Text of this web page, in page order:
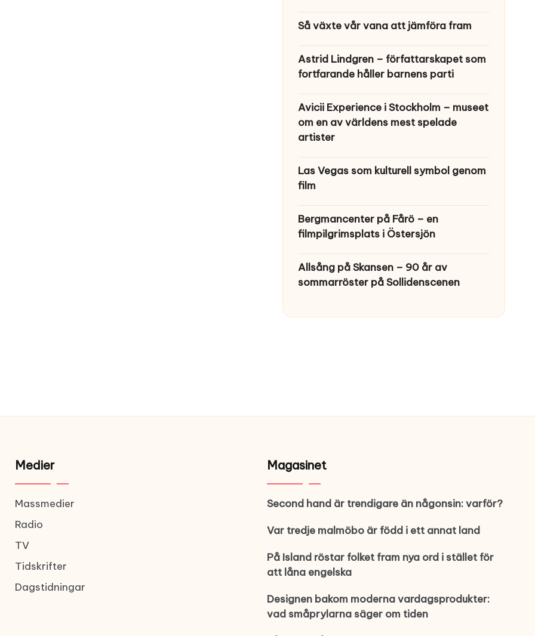
Så växte vår vana att jämföra fram
Astrid Lindgren – författarskapet som
fortfarande håller barnens parti
Avicii Experience i Stockholm – museet
om en av världens mest spelade
artister
Las Vegas som kulturell symbol genom
film
Bergmancenter på Fårö – en
filmpilgrimsplats i Östersjön
Allsång på Skansen – 90 år av
sommarröster på Sollidenscenen
Medier
Massmedier
Radio
TV
Tidskrifter
Dagstidningar
Magasinet
Second hand är trendigare än någonsin: varför?
Var tredje malmöbo är född i ett annat land
På Island röstar folket fram nya ord i stället för
att låna engelska
Designen bakom moderna vardagsprodukter:
vad småprylarna säger om tiden